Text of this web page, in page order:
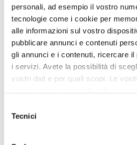
personali, ad esempio il vostro
tecnologie come i cookie per
alle informazioni sul vostro
pubblicare annunci e contenuti
gli annunci e i contenuti, ricercare il
i servizi. Avete la possibilità di
vostri dati e per quali scopi. Le
modificare o revocare il proprio
momento dalla Dichiarazione sui
delTecnici